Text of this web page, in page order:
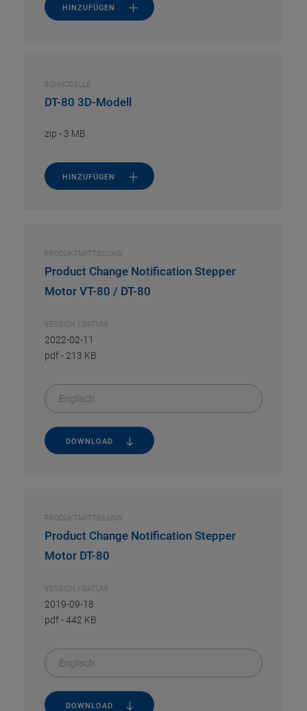
HINZUFÜGEN
3-D-MODELLE
DT-80 3D-Modell
zip - 3 MB
HINZUFÜGEN
PRODUKTMITTEILUNG
Product Change Notification Stepper
Motor VT-80 / DT-80
VERSION / DATUM
2022-02-11
pdf- 213 KB
Englisch
DOWNLOAD
PRODUKTMITTEILUNG
Product Change Notification Stepper
Motor DT-80
VERSION / DATUM
2019-09-18
pdf-442 KB
Englisch
DOWNLOAD